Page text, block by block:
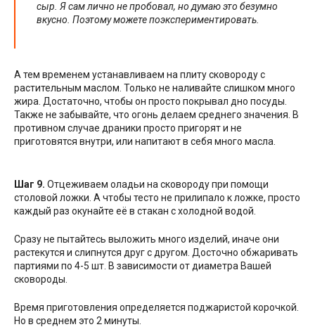
сыр. Я сам лично не пробовал, но думаю это безумно
вкусно. Поэтому можете поэкспериментировать.
А тем временем устанавливаем на плиту сковороду с
растительным маслом. Только не наливайте слишком много
жира. Достаточно, чтобы он просто покрывал дно посуды.
Также не забывайте, что огонь делаем среднего значения. В
противном случае драники просто пригорят и не
приготовятся внутри, или напитают в себя много масла.
Шаг 9. Отцеживаем оладьи на сковороду при помощи
столовой ложки. А чтобы тесто не прилипало к ложке, просто
каждый раз окунайте её в стакан с холодной водой.
Сразу не пытайтесь выложить много изделий, иначе они
растекутся и слипнутся друг с другом. Досточно обжаривать
партиями по 4-5 шт. В зависимости от диаметра Вашей
сковороды.
Время приготовления определяется поджаристой корочкой.
Но в среднем это 2 минуты.